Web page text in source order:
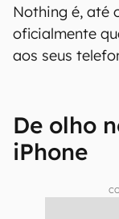
Nothing é, até
oficialmente
aos seus
De olho
iPhone